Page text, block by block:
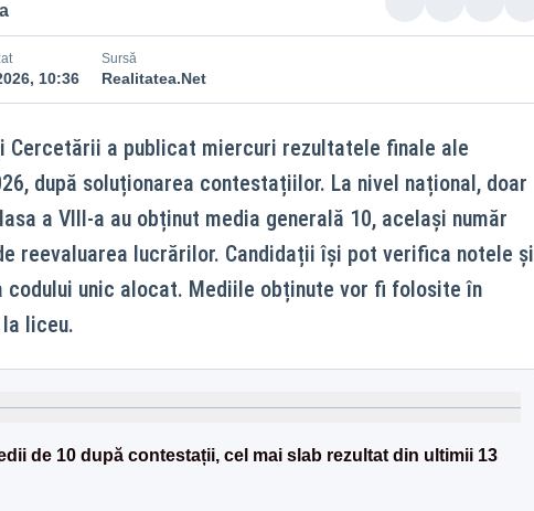
10:36
Sursă
Realitatea.Net
Cercetării a publicat miercuri rezultatele finale ale
după soluționarea contestațiilor. La nivel național, doar
a VIII-a au obținut media generală 10, același număr
reevaluarea lucrărilor. Candidații își pot verifica notele și
codului unic alocat. Mediile obținute vor fi folosite în
liceu.
de 10 după contestații, cel mai slab rezultat din ultimii 13